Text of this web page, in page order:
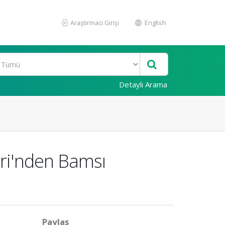
Araştırmacı Girişi English
Detaylı Arama
Bamsı
Paylaş